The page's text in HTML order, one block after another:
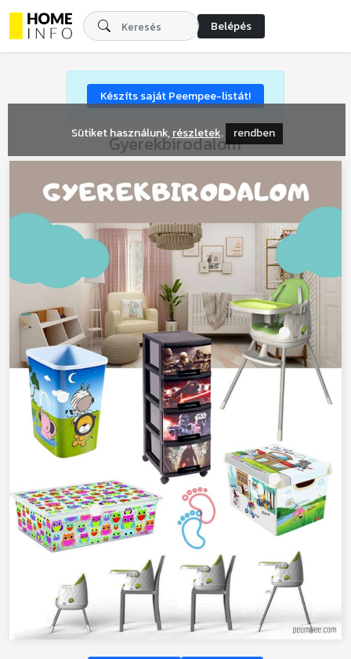
Sütiket használunk,részletek. rendben
Belépés
Készíts saját Peempee-listát!
Gyerekbirodalom